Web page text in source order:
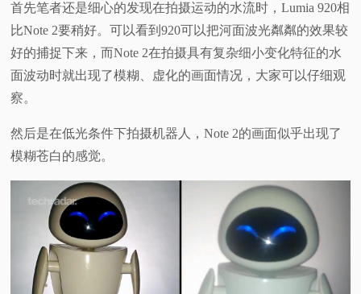
首先笔者还是细心的发现在拍摄运动的水流时，Lumia 920相
比Note 2要稍好。可以看到920可以把河面波光粼粼的效果较
好的捕捉下来，而Note 2在拍摄具有复杂细小变化特征的水
面波动时就出现了模糊、虚化的画面情况，大家可以仔细观
察。
然后是在低光条件下拍摄机器人，Note 2的画面似乎出现了
模糊苍白的感觉。